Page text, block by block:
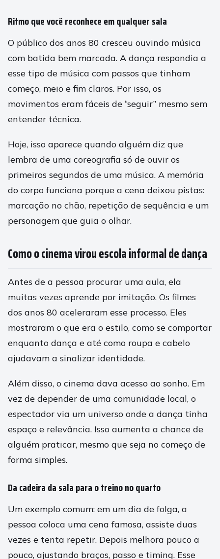
Ritmo que você reconhece em qualquer sala
O público dos anos 80 cresceu ouvindo música
com batida bem marcada. A dança respondia a
esse tipo de música com passos que tinham
começo, meio e fim claros. Por isso, os
movimentos eram fáceis de “seguir” mesmo sem
entender técnica.
Hoje, isso aparece quando alguém diz que
lembra de uma coreografia só de ouvir os
primeiros segundos de uma música. A memória
do corpo funciona porque a cena deixou pistas:
marcação no chão, repetição de sequência e um
personagem que guia o olhar.
Como o cinema virou escola informal de dança
Antes de a pessoa procurar uma aula, ela
muitas vezes aprende por imitação. Os filmes
dos anos 80 aceleraram esse processo. Eles
mostraram o que era o estilo, como se comportar
enquanto dança e até como roupa e cabelo
ajudavam a sinalizar identidade.
Além disso, o cinema dava acesso ao sonho. Em
vez de depender de uma comunidade local, o
espectador via um universo onde a dança tinha
espaço e relevância. Isso aumenta a chance de
alguém praticar, mesmo que seja no começo de
forma simples.
Da cadeira da sala para o treino no quarto
Um exemplo comum: em um dia de folga, a
pessoa coloca uma cena famosa, assiste duas
vezes e tenta repetir. Depois melhora pouco a
pouco, ajustando braços, passo e timing. Esse